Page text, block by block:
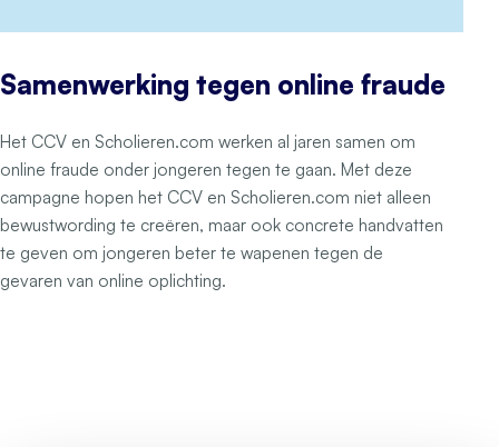
Samenwerking tegen online fraude
Het CCV en Scholieren.com werken al jaren samen om
online fraude onder jongeren tegen te gaan. Met deze
campagne hopen het CCV en Scholieren.com niet alleen
bewustwording te creëren, maar ook concrete handvatten
te geven om jongeren beter te wapenen tegen de
gevaren van online oplichting.